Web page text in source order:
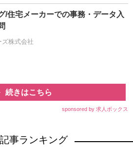
/住宅メーカーでの事務・データ入
ズ株式会社
続きはこちら
sponsored by 求人ボックス
事ランキング